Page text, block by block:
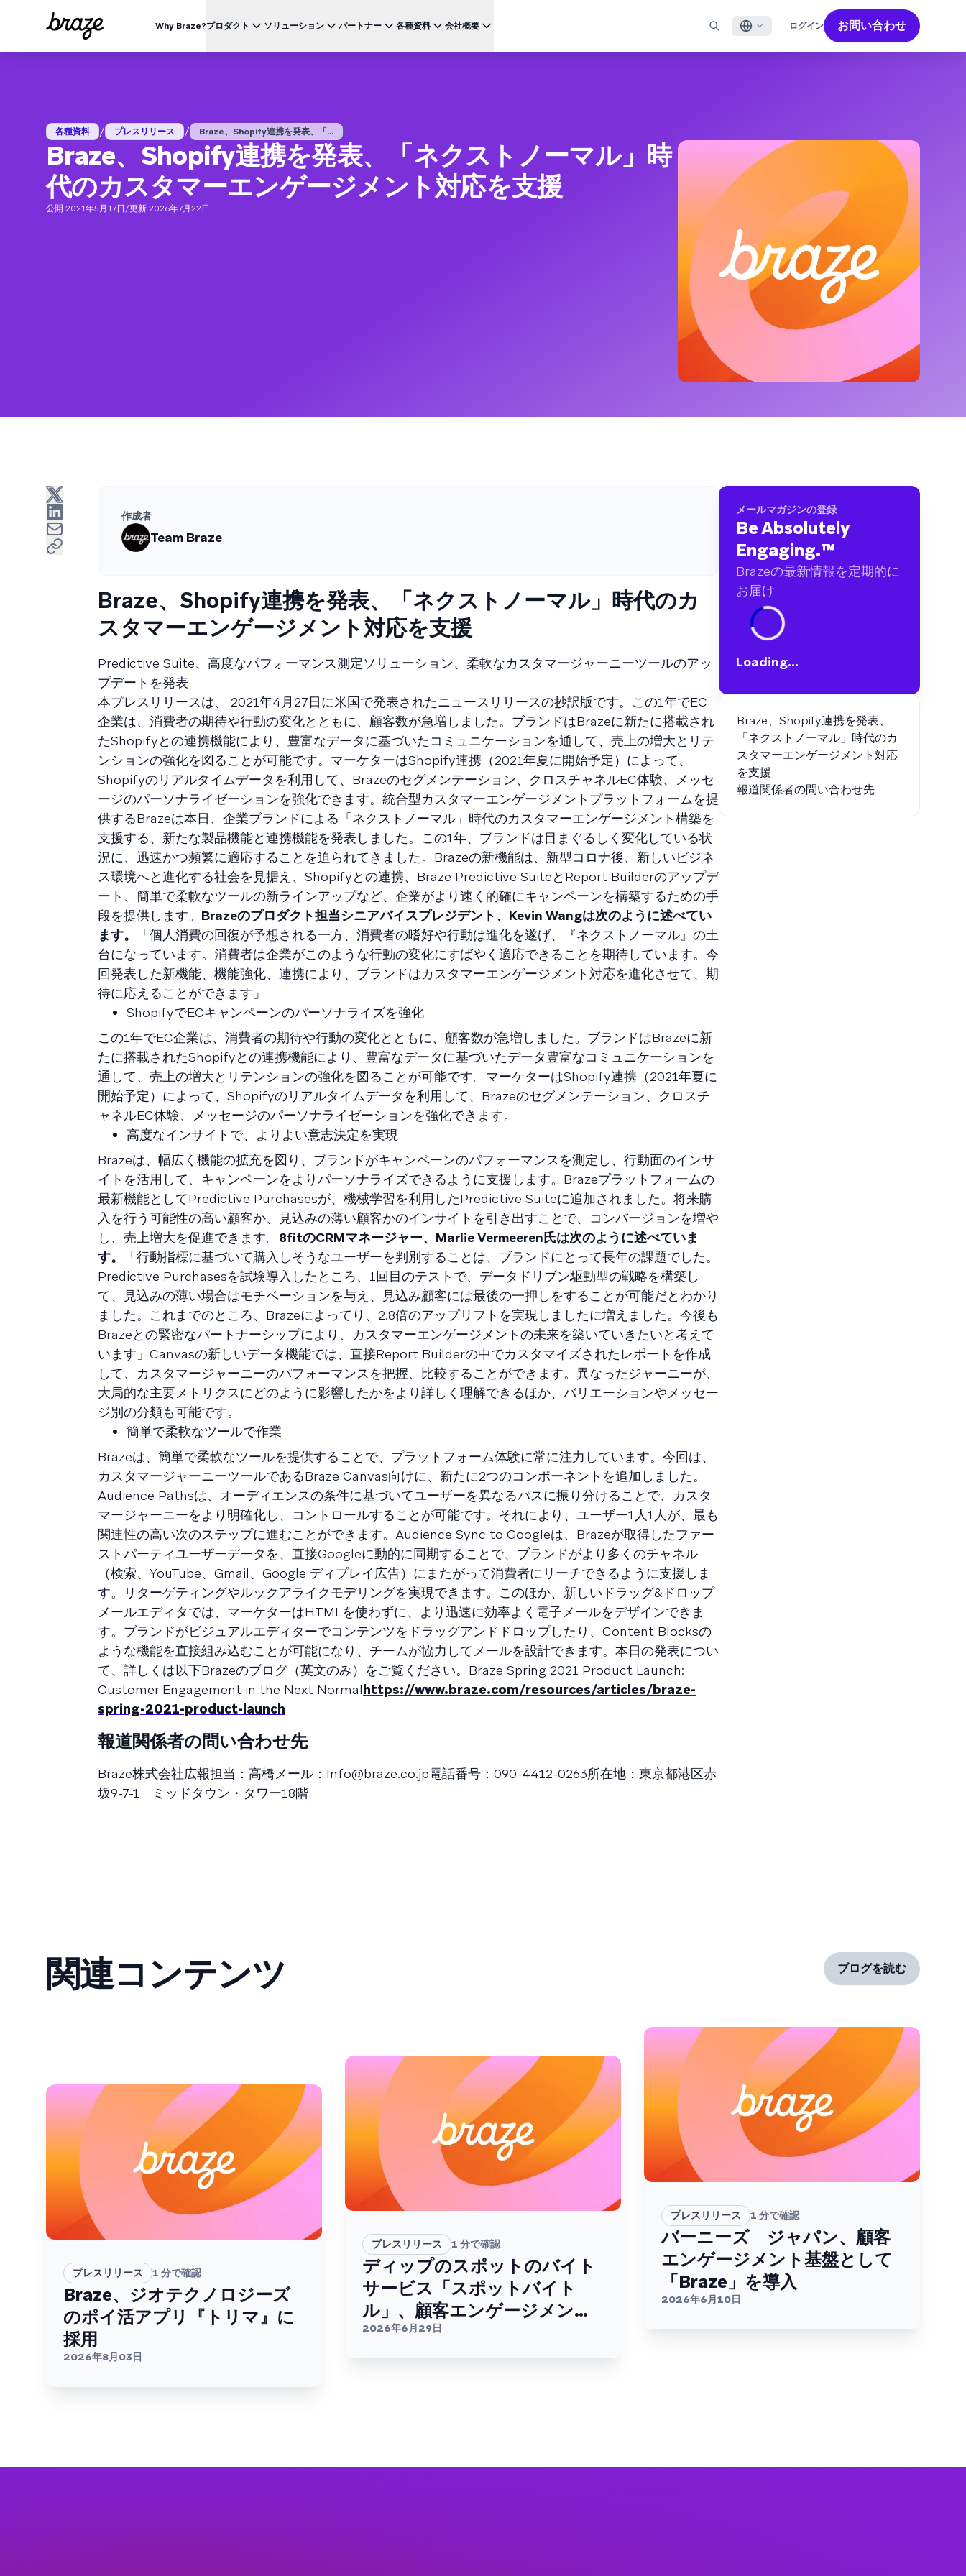
Why Braze?プロダクト
詳細はこちら
価格
BrazeAl™ UPDATES
AIによる自動化、学習、パーソナライズ
Braze データプラットフォーム
データを収集、統合、有効化
マルチステップのクロスチャネル体験を創出
BrazeAI™ Agents NEW
常時稼働のAIエージェントで、よりスマートなエ
ンゲージメントを拡大
SMS/RCS
LINE
Brzeの統合されたテクノロジースタック
をご覧ください
詳細はこちら
ソリューション
外食 & ファーストフード
デリバリー & クイックコマース
旅行 & ホスピタリティ
メディア & エンターテイメント
金融サービス
生産性の向上
顧客獲得の向上
解約防止
エンゲージメント向上
2026年 グローバルカスタマーエンゲージメント
レビュー日本語版
今年で6回目となるカスタマーエンゲージメント
レビュー（CER）では、2,200名以上のマーケテ
ィング責任者を対象に調査を実施し、750以上の
ブランドに及ぶ60億件以上のデータポイントを
分析しました
パートナー 各種資料
ブログ
動画
ウェビナー ＆ イベント
用語集
会社概要
い。
プレスリリース/メディア掲載
Brazeの最新情報をご覧ください。
リーガル（英語）
当社の規約、ポリシー、コンプライアンスなどに関する情
報をご覧ください。
한국어
ログイン お問い合わせ
各種資料 / プレスリリース / Braze、Shopify連携を発表、「...
Braze、Shopify連携を発表、「ネクストノーマル」時
代のカスタマーエンゲージメント対応を支援
公開 2021年5月17日/更新 2026年7月22日
作成者
Team Braze
Braze、Shopify連携を発表、「ネクストノーマル」時代のカ
スタマーエンゲージメント対応を支援
Predictive Suite、高度なパフォーマンス測定ソリューション、柔軟なカスタマージャーニーツールのアッ
プデートを発表
本プレスリリースは、 2021年4月27日に米国で発表されたニュースリリースの抄訳版です。この1年でEC
企業は、消費者の期待や行動の変化とともに、顧客数が急増しました。ブランドはBrazeに新たに搭載され
たShopifyとの連携機能により、豊富なデータに基づいたコミュニケーションを通して、売上の増大とリテ
ンションの強化を図ることが可能です。マーケターはShopify連携（2021年夏に開始予定）によって、
Shopifyのリアルタイムデータを利用して、Brazeのセグメンテーション、クロスチャネルEC体験、メッセ
ージのパーソナライゼーションを強化できます。統合型カスタマーエンゲージメントプラットフォームを提
供するBrazeは本日、企業ブランドによる「ネクストノーマル」時代のカスタマーエンゲージメント構築を
支援する、新たな製品機能と連携機能を発表しました。この1年、ブランドは目まぐるしく変化している状
況に、迅速かつ頻繁に適応することを迫られてきました。Brazeの新機能は、新型コロナ後、新しいビジネ
ス環境へと進化する社会を見据え、Shopifyとの連携、Braze Predictive SuiteとReport Builderのアップデ
ート、簡単で柔軟なツールの新ラインアップなど、企業がより速く的確にキャンペーンを構築するための手
段を提供します。 Brazeのプロダクト担当シニアバイスプレジデント、Kevin Wangは次のように述べてい
ます。
「個人消費の回復が予想される一方、消費者の嗜好や行動は進化を遂げ、『ネクストノーマル』の土
台になっています。消費者は企業がこのような行動の変化にすばやく適応できることを期待しています。今
回発表した新機能、機能強化、連携により、ブランドはカスタマーエンゲージメント対応を進化させて、期
待に応えることができます」
ShopifyでECキャンペーンのパーソナライズを強化
この1年でEC企業は、消費者の期待や行動の変化とともに、顧客数が急増しました。ブランドはBrazeに新
たに搭載されたShopifyとの連携機能により、豊富なデータに基づいたデータ豊富なコミュニケーションを
通して、売上の増大とリテンションの強化を図ることが可能です。マーケターはShopify連携（2021年夏に
開始予定）によって、Shopifyのリアルタイムデータを利用して、Brazeのセグメンテーション、クロスチ
ャネルEC体験、メッセージのパーソナライゼーションを強化できます。
高度なインサイトで、よりよい意志決定を実現
Brazeは、幅広く機能の拡充を図り、ブランドがキャンペーンのパフォーマンスを測定し、行動面のインサ
イトを活用して、キャンペーンをよりパーソナライズできるように支援します。Brazeプラットフォームの
最新機能としてPredictive Purchasesが、機械学習を利用したPredictive Suiteに追加されました。将来購
入を行う可能性の高い顧客か、見込みの薄い顧客かのインサイトを引き出すことで、コンバージョンを増や
し、売上増大を促進できます。 8fitのCRMマネージャー、Marlie Vermeeren氏は次のように述べていま
す。
「行動指標に基づいて購入しそうなユーザーを判別することは、ブランドにとって長年の課題でした。
Predictive Purchasesを試験導入したところ、1回目のテストで、データドリブン駆動型の戦略を構築し
て、見込みの薄い場合はモチベーションを与え、見込み顧客には最後の一押しをすることが可能だとわかり
ました。これまでのところ、Brazeによってり、2.8倍のアップリフトを実現しましたに増えました。今後も
Brazeとの緊密なパートナーシップにより、カスタマーエンゲージメントの未来を築いていきたいと考えて
います」Canvasの新しいデータ機能では、直接Report Builderの中でカスタマイズされたレポートを作成
して、カスタマージャーニーのパフォーマンスを把握、比較することができます。異なったジャーニーが、
大局的な主要メトリクスにどのように影響したかをより詳しく理解できるほか、バリエーションやメッセー
ジ別の分類も可能です。
簡単で柔軟なツールで作業
Brazeは、簡単で柔軟なツールを提供することで、プラットフォーム体験に常に注力しています。今回は、
カスタマージャーニーツールであるBraze Canvas向けに、新たに2つのコンポーネントを追加しました。
Audience Pathsは、オーディエンスの条件に基づいてユーザーを異なるパスに振り分けることで、カスタ
マージャーニーをより明確化し、コントロールすることが可能です。それにより、ユーザー1人1人が、最も
関連性の高い次のステップに進むことができます。Audience Sync to Googleは、Brazeが取得したファー
ストパーティユーザーデータを、直接Googleに動的に同期することで、ブランドがより多くのチャネル
（検索、YouTube、Gmail、Google ディプレイ広告）にまたがって消費者にリーチできるように支援しま
す。リターゲティングやルックアライクモデリングを実現できます。このほか、新しいドラッグ&ドロップ
メールエディタでは、マーケターはHTMLを使わずに、より迅速に効率よく電子メールをデザインできま
す。ブランドがビジュアルエディターでコンテンツをドラッグアンドドロップしたり、Content Blocksの
ような機能を直接組み込むことが可能になり、チームが協力してメールを設計できます。本日の発表につい
て、詳しくは以下Brazeのブログ（英文のみ）をご覧ください。Braze Spring 2021 Product Launch:
Customer Engagement in the Next Normalhttps://www.braze.com/resources/articles/braze-
spring-2021-product-launch
報道関係者の問い合わせ先
Braze株式会社広報担当：高橋メール： Info@braze.co.jp電話番号：090-4412-0263所在地：東京都港区赤
坂9-7-1 ミッドタウン・タワー18階
メールマガジンの登録
Be Absolutely
Engaging.™
Brazeの最新情報を定期的に
お届け
Loading...
Braze、Shopify連携を発表、
「ネクストノーマル」時代のカ
スタマーエンゲージメント対応
を支援
報道関係者の問い合わせ先
関連コンテンツ ブログを読む
プレスリリース 1 分で確認
Braze、ジオテクノロジーズ
のポイ活アプリ『トリマ』に
採用
2026年8月03日
プレスリリース 1 分で確認
ディップのスポットのバイト
サービス「スポットバイト
ル」、顧客エンゲージメント
基盤としてBrazeを採用。
2026年6月29日
プレスリリース 1 分で確認
バーニーズ ジャパン、顧客
エンゲージメント基盤として
「Braze」を導入
2026年6月10日